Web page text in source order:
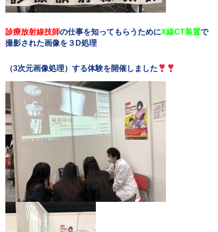
診療放射線技師の仕事を知ってもらうためにX線CT装置で
撮影された画像を３D処理
（3次元画像処理）する体験を開催しました